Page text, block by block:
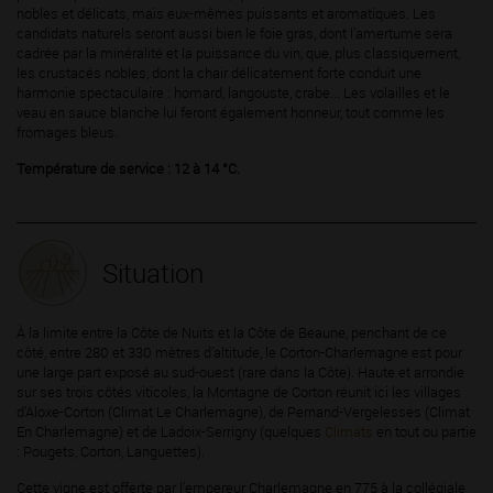
nobles et délicats, mais eux-mêmes puissants et aromatiques. Les
candidats naturels seront aussi bien le foie gras, dont l’amertume sera
cadrée par la minéralité et la puissance du vin, que, plus classiquement,
les crustacés nobles, dont la chair délicatement forte conduit une
harmonie spectaculaire : homard, langouste, crabe... Les volailles et le
veau en sauce blanche lui feront également honneur, tout comme les
fromages bleus.
Température de service : 12 à 14 °C.
Situation
À la limite entre la Côte de Nuits et la Côte de Beaune, penchant de ce
côté, entre 280 et 330 mètres d’altitude, le Corton-Charlemagne est pour
une large part exposé au sud-ouest (rare dans la Côte). Haute et arrondie
sur ses trois côtés viticoles, la Montagne de Corton réunit ici les villages
d’Aloxe-Corton (Climat Le Charlemagne), de Pernand-Vergelesses (Climat
En Charlemagne) et de Ladoix-Serrigny (quelques Climats en tout ou partie
: Pougets, Corton, Languettes).
Cette vigne est offerte par l’empereur Charlemagne en 775 à la collégiale